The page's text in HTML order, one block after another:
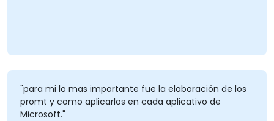
"para mi lo mas importante fue la elaboración de los
promt y como aplicarlos en cada aplicativo de
Microsoft."